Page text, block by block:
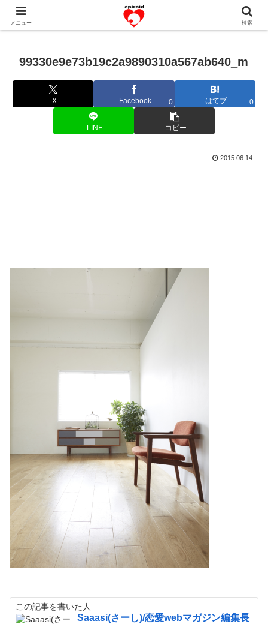
恋愛共感エピソード。あなたのストーリーを変えていく！。
99330e9e73b19c2a9890310a567ab640_m
X Facebook 0 はてブ 0
LINE コピー
2015.06.14
この記事を書いた人
Saaasi(さーし)/恋愛webマガジン編集長
メニュー 検索